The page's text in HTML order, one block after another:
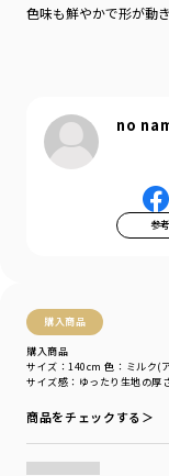
色味も鮮やかで形が動
no
参
購入商品
購入商品
サイズ感 ：ゆったり 生地の厚
サイズ：140cm 色：ミルク(
商品をチェックする＞
ゆったりとした腰回り
右後ろのポケットには
フラッシャーが付いてい
伸縮性：あり
ポケット：あり
裏地：なし
ウエストゴム調整：可
着用イメージ/カラー：く
モデル：身長110.0cm
サイズ：サイズ110